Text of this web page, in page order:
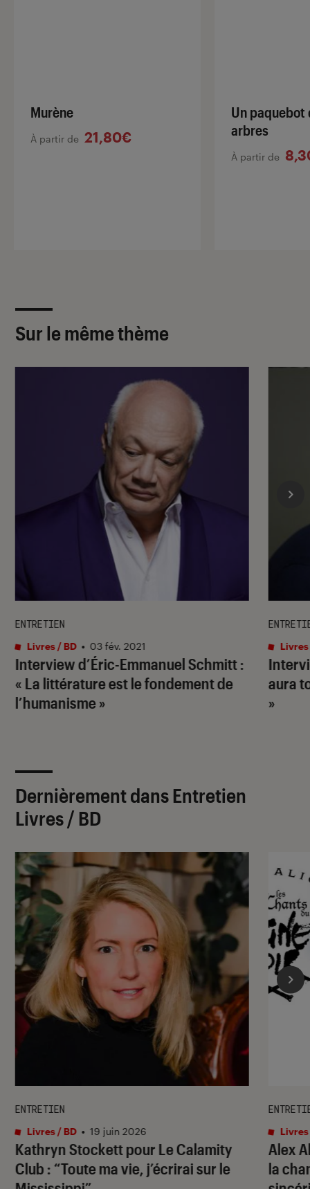
Murène
À partir de 21,80€
Un paquebot
arbres
À partir de
Sur le même thème
Interview d’Éric-Emmanuel Schmitt :
« La littérature est le fondement de
l’humanisme »
ENTRETIEN
Livres / BD • 03 fév. 2021
aura
»
Livres
Dernièrement dans Entretien
Livres / BD
Kathryn Stockett pour Le Calamity
Club : “Toute ma vie, j’écrirai sur le
ENTRETIEN
Livres / BD • 19 juin 2026
Alex
la
Livres